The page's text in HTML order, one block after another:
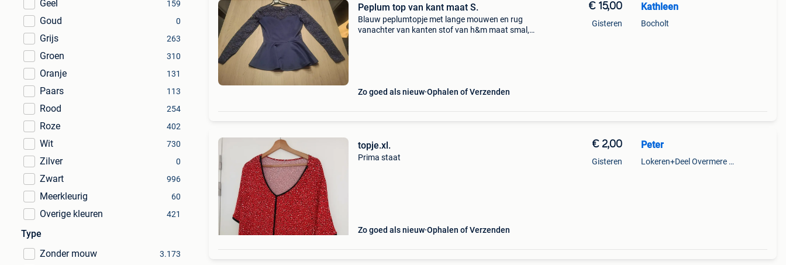
Geel 159
Goud 0
Grijs 263
Groen 310
Oranje 131
Paars 113
Rood 254
Roze 402
Wit 730
Zilver 0
Zwart 996
Meerkleurig 60
Overige kleuren 421
Type
Zonder mouw
3.173
Peplum top van kant maat S.
Blauw peplumtopje met lange mouwen en rug
vanachter van kanten stof van h&m maat smal,
Zo goed als nieuw Ophalen of Verzenden
€ 15,00
Gisteren
Kathleen
Bocholt
topje.xl.
Prima staat
Zo goed als nieuw Ophalen of Verzenden
€ 2,00
Gisteren
Peter
Lokeren+Deel Overmere En Zele